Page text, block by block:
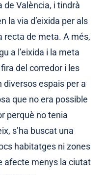
de València, i tindrà
la via d’eixida per als
recta de meta. A més,
a l’eixida i la meta
del corredor i les
espais per a
que no era possible
perquè no tenia
s’ha buscat una
habitatges ni zones
afecte menys la ciutat